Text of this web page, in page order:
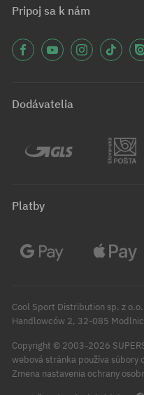
Pripoj sa k nám
Dodávatelia
Platby
Cool Sport Distribution sp. z
Handlowców 2, 32-085
Copyright © 2003-2026
webová stránka používa súbory
Zmena nastavenia ochrany